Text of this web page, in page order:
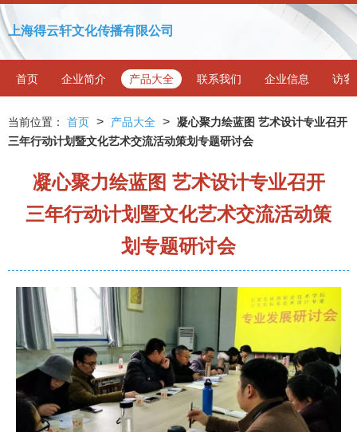
上海得云轩文化传播有限公司
首页 企业简介 产品大全 联系我们 企业信息 访客
当前位置： 首页 > 产品大全 > 凝心聚力绘蓝图 艺术设计专业召开
三年行动计划暨文化艺术交流活动策划专题研讨会
凝心聚力绘蓝图 艺术设计专业召开
三年行动计划暨文化艺术交流活动策
划专题研讨会